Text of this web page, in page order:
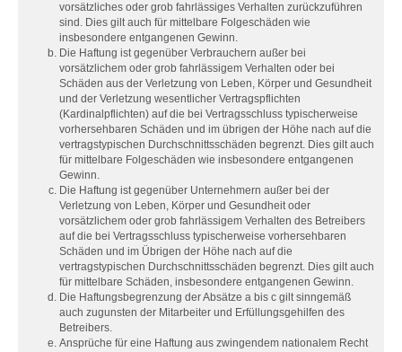
vorsätzliches oder grob fahrlässiges Verhalten zurückzuführen
sind. Dies gilt auch für mittelbare Folgeschäden wie
insbesondere entgangenen Gewinn.
Die Haftung ist gegenüber Verbrauchern außer bei
vorsätzlichem oder grob fahrlässigem Verhalten oder bei
Schäden aus der Verletzung von Leben, Körper und Gesundheit
und der Verletzung wesentlicher Vertragspflichten
(Kardinalpflichten) auf die bei Vertragsschluss typischerweise
vorhersehbaren Schäden und im übrigen der Höhe nach auf die
vertragstypischen Durchschnittsschäden begrenzt. Dies gilt auch
für mittelbare Folgeschäden wie insbesondere entgangenen
Gewinn.
Die Haftung ist gegenüber Unternehmern außer bei der
Verletzung von Leben, Körper und Gesundheit oder
vorsätzlichem oder grob fahrlässigem Verhalten des Betreibers
auf die bei Vertragsschluss typischerweise vorhersehbaren
Schäden und im Übrigen der Höhe nach auf die
vertragstypischen Durchschnittsschäden begrenzt. Dies gilt auch
für mittelbare Schäden, insbesondere entgangenen Gewinn.
Die Haftungsbegrenzung der Absätze a bis c gilt sinngemäß
auch zugunsten der Mitarbeiter und Erfüllungsgehilfen des
Betreibers.
Ansprüche für eine Haftung aus zwingendem nationalem Recht